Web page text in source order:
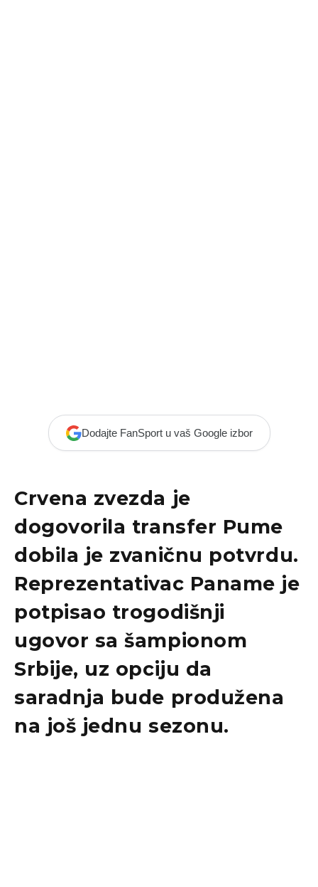
Dodajte FanSport u vaš Google izbor
Crvena zvezda je
dogovorila transfer Pume
dobila je zvaničnu potvrdu.
Reprezentativac Paname je
potpisao trogodišnji
ugovor sa šampionom
Srbije, uz opciju da
saradnja bude produžena
na još jednu sezonu.